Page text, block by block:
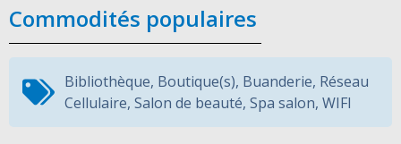
Commodités populaires
Bibliothèque, Boutique(s), Buanderie, Réseau
Cellulaire, Salon de beauté, Spa salon, WIFI